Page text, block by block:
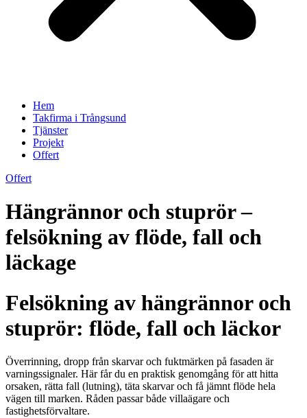
Hem
Takfirma i Trångsund
Tjänster
Projekt
Offert
Offert
Hängrännor och stuprör –
felsökning av flöde, fall och
läckage
Felsökning av hängrännor och
stuprör: flöde, fall och läckor
Överrinning, dropp från skarvar och fuktmärken på fasaden är
varningssignaler. Här får du en praktisk genomgång för att hitta
orsaken, rätta fall (lutning), täta skarvar och få jämnt flöde hela
vägen till marken. Råden passar både villaägare och
fastighetsförvaltare.